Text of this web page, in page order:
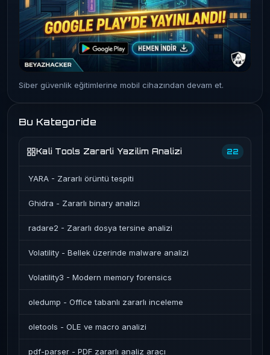
Siber güvenlik eğitimlerine mobil cihazından devam et.
Bu Kategoride
Kali Tools Zararli Yazilim Analizi 22
YARA - Zararlı örüntü tespiti
Ghidra - Zararlı binary analizi
radare2 - Zararlı dosya tersine analizi
Volatility - Bellek üzerinde malware analizi
Volatility3 - Modern memory forensics
oledump - Office tabanlı zararlı inceleme
oletools - OLE ve macro analizi
pdf-parser - PDF zararlı analiz aracı